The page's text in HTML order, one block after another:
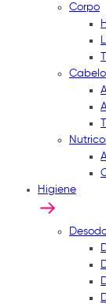
Corpo
Cabelo
Higiene